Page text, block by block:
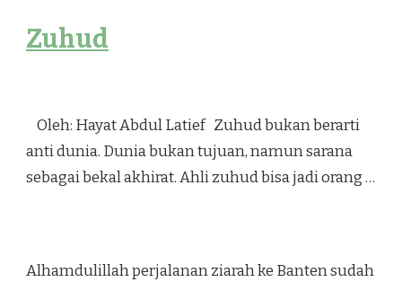
Zuhud
Oleh: Hayat Abdul Latief Zuhud bukan berarti
anti dunia. Dunia bukan tujuan, namun sarana
sebagai bekal akhirat. Ahli zuhud bisa jadi orang …
Alhamdulillah perjalanan ziarah ke Banten sudah